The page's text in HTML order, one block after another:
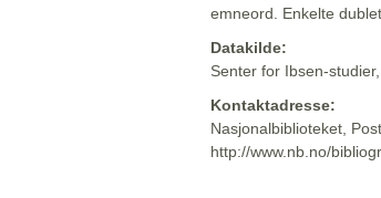
emneord. Enkelte
Datakilde:
Senter for Ibsen-
Kontaktadresse:
Nasjonalbiblioteket,
http://www.nb.no/